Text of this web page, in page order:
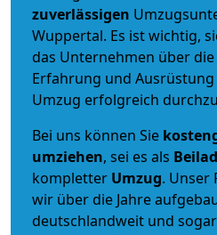
zuverlässigen
Wuppertal. Es ist wichtig,
das Unternehmen über
Erfahrung und
Umzug erfolgreich
Bei uns können Sie
umziehen, sei es als
kompletter Umzug. Unser
wir über die Jahre
deutschlandweit und